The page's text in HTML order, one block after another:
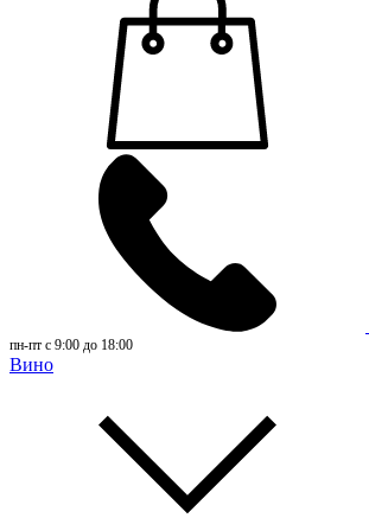
пн-пт с 9:00 до 18:00
Вино